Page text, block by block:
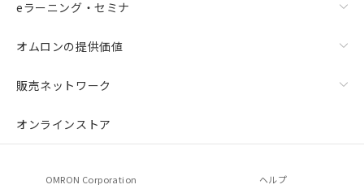
eラーニング・セミナ
オムロンの提供価値
販売ネットワーク
オンラインストア
OMRON Corporation ヘルプ